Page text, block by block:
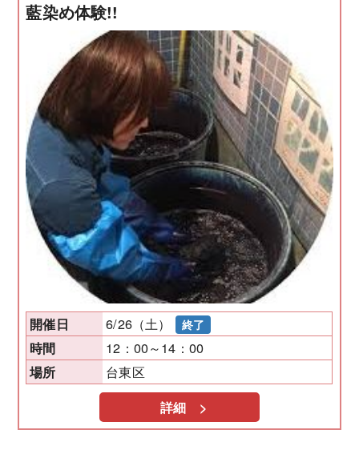
藍染め体験!!
開催日 6/26（土） 終了
時間 12：00～14：00
場所 台東区
詳細 >